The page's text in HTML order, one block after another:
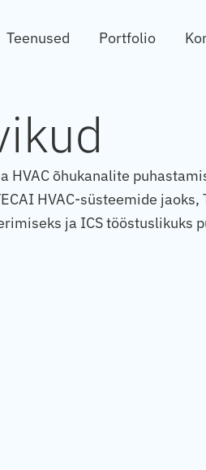
Teenused Portfolio
õhukanalite
HVAC-süsteemide
ja ICS tööstuslikuks